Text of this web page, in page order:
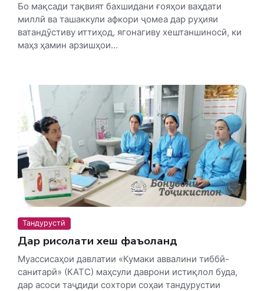
Бо мақсади тақвият бахшидани ғояҳои ваҳдати
миллӣ ва ташаккули афкори ҷомеа дар руҳияи
ватандӯстиву иттиҳод, ягонагиву хештаншиносӣ, ки
маҳз ҳамин арзишҳои...
Тандурустӣ
Дар рисолати хеш фаъоланд
Муассисаҳои давлатии «Кумаки аввалини тиббӣ-
санитарӣ» (КАТС) маҳсули даврони истиқлол буда,
дар асоси таҷдиди сохтори соҳаи тандурустии